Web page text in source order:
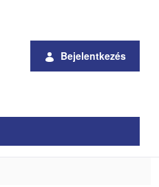
Bejelentkezés